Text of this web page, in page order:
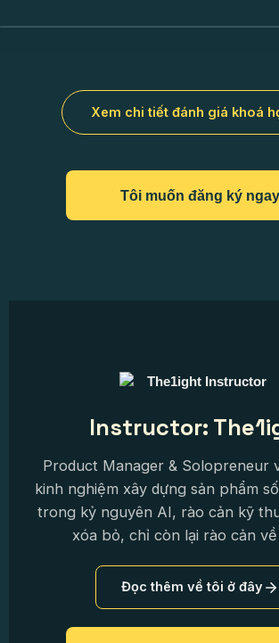
Xem chi tiết đánh giá khoá
Tôi muốn đăng ký ngay
Instructor:
Product Manager & Solopreneur
kinh nghiệm xây dựng sản phẩm
trong kỷ nguyên AI, rào cản kỹ
xóa bỏ, chỉ còn lại rào cản
Đọc thêm về tôi ở đây